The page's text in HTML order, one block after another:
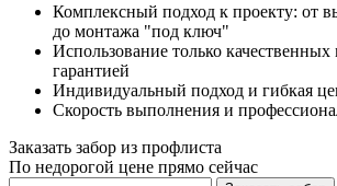
Комплексный подход к проекту: от
до монтажа "под ключ"
Использование только качественных
гарантией
Индивидуальный подход и гибкая
Скорость выполнения и
Заказать забор из профлиста
По недорогой цене прямо сейчас